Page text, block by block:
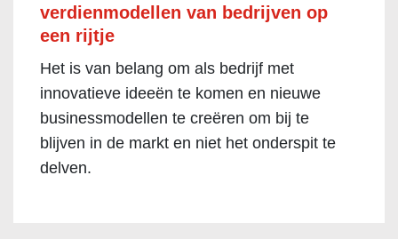
verdienmodellen van bedrijven op
een rijtje
Het is van belang om als bedrijf met
innovatieve ideeën te komen en nieuwe
businessmodellen te creëren om bij te
blijven in de markt en niet het onderspit te
delven.